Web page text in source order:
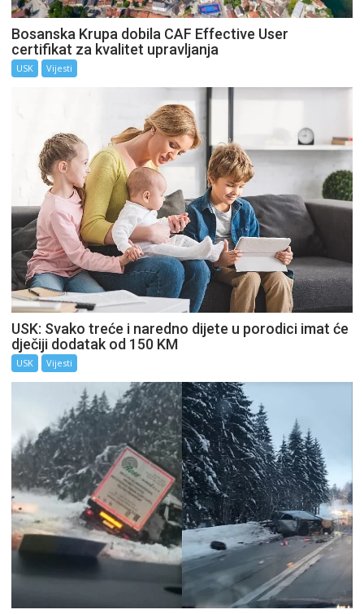
Bosanska Krupa dobila CAF Effective User
certifikat za kvalitet upravljanja
USK Vijesti
USK: Svako treće i naredno dijete u porodici imat će
dječiji dodatak od 150 KM
USK Vijesti